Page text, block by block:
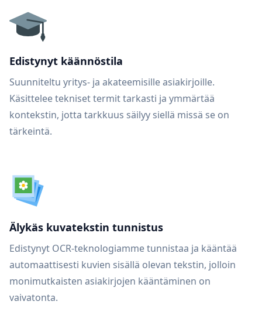
Edistynyt käännöstila
Suunniteltu yritys- ja akateemisille asiakirjoille.
Käsittelee tekniset termit tarkasti ja ymmärtää
kontekstin, jotta tarkkuus säilyy siellä missä se on
tärkeintä.
Älykäs kuvatekstin tunnistus
Edistynyt OCR-teknologiamme tunnistaa ja kääntää
automaattisesti kuvien sisällä olevan tekstin, jolloin
monimutkaisten asiakirjojen kääntäminen on
vaivatonta.